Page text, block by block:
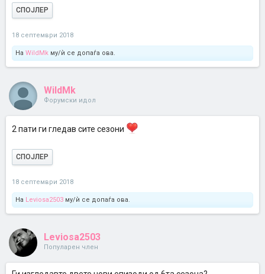
СПОЈЛЕР
18 септември 2018
На WildMk му/ѝ се допаѓа ова.
WildMk
Форумски идол
2 пати ги гледав сите сезони
СПОЈЛЕР
18 септември 2018
На Leviosa2503 му/ѝ се допаѓа ова.
Leviosa2503
Популарен член